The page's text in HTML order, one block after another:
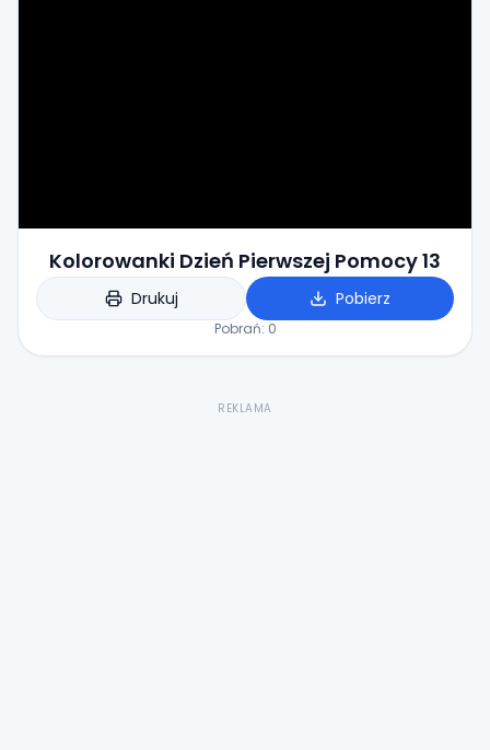
Kolorowanki Dzień Pierwszej Pomocy 13
Drukuj Pobierz
Pobrań: 0
REKLAMA